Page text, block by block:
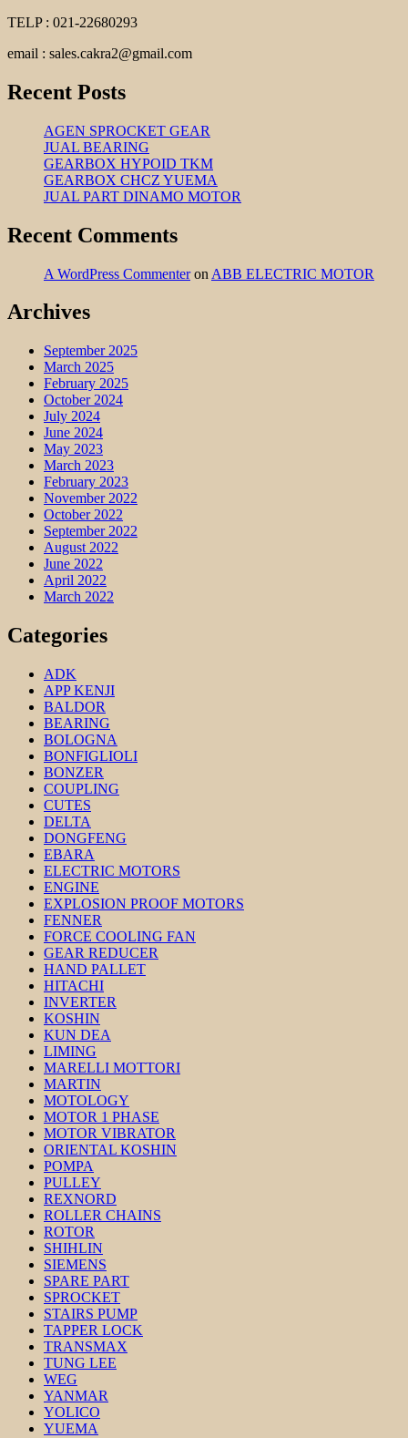
TELP : 021-22680293
email : sales.cakra2@gmail.com
Recent Posts
AGEN SPROCKET GEAR
JUAL BEARING
GEARBOX HYPOID TKM
GEARBOX CHCZ YUEMA
JUAL PART DINAMO MOTOR
Recent Comments
A WordPress Commenteron ABB ELECTRIC MOTOR
Archives
September 2025
March 2025
February 2025
October 2024
July 2024
June 2024
May 2023
March 2023
February 2023
November 2022
October 2022
September 2022
August 2022
June 2022
April 2022
March 2022
Categories
ADK
APP KENJI
BALDOR
BEARING
BOLOGNA
BONFIGLIOLI
BONZER
COUPLING
CUTES
DELTA
DONGFENG
EBARA
ELECTRIC MOTORS
ENGINE
EXPLOSION PROOF MOTORS
FENNER
FORCE COOLING FAN
GEAR REDUCER
HAND PALLET
HITACHI
INVERTER
KOSHIN
KUN DEA
LIMING
MARELLI MOTTORI
MARTIN
MOTOLOGY
MOTOR 1 PHASE
MOTOR VIBRATOR
ORIENTAL KOSHIN
POMPA
PULLEY
REXNORD
ROLLER CHAINS
ROTOR
SHIHLIN
SIEMENS
SPARE PART
SPROCKET
STAIRS PUMP
TAPPER LOCK
TRANSMAX
TUNG LEE
WEG
YANMAR
YOLICO
YUEMA